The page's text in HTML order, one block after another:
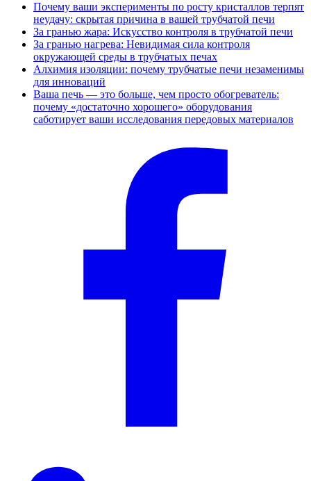
Почему ваши эксперименты по росту кристаллов терпят
неудачу: скрытая причина в вашей трубчатой печи
За гранью жара: Искусство контроля в трубчатой печи
За гранью нагрева: Невидимая сила контроля
окружающей среды в трубчатых печах
Алхимия изоляции: почему трубчатые печи незаменимы
для инноваций
Ваша печь — это больше, чем просто обогреватель:
почему «достаточно хорошего» оборудования
саботирует ваши исследования передовых материалов